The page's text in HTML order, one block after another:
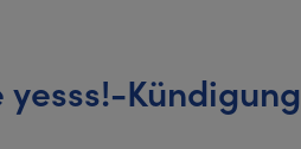
Kündigung